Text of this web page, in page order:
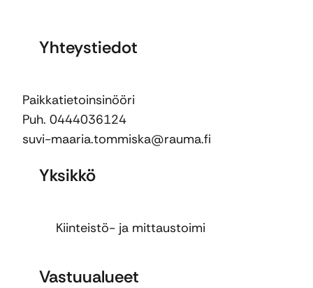
Yhteystiedot
Paikkatietoinsinööri
Puh. 0444036124
suvi-maaria.tommiska@rauma.fi
Yksikkö
Kiinteistö- ja mittaustoimi
Vastuualueet